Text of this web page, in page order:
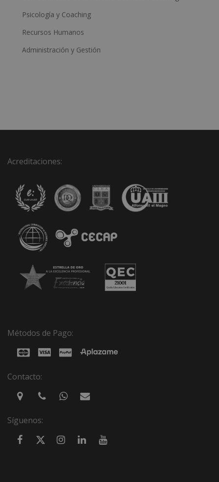
Psicología y Coaching
Recursos Humanos
Administración y Gestión
Acreditaciones:
Métodos de Pago:
Contacto:
Síguenos: